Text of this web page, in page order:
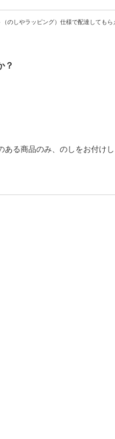
（のしやラッピング）仕様で配達してもら
？
る商品のみ、のしをお付